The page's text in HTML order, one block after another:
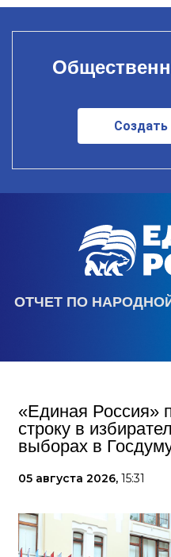
ОТЧЕТ ПО
«Единая Россия»
строку в
выборах в
05 августа 2026, 15:31